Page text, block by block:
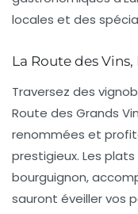
locales et des
La Route des Vins,
Traversez des
Route des Grands
renommées et
prestigieux. Les
bourguignon,
sauront éveiller vos